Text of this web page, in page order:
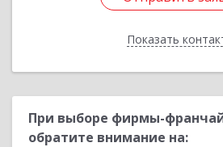
ПоказатьНазад
При выборе фирмы-
обратите внимание на: